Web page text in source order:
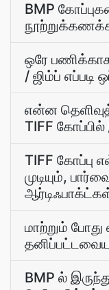
BMP
ஒரே
/ ஜிம்ப் எப்படி
என்ன
TIFF கோப்பில்
TIFF கோப்பு
முடியும்,
மாற்றும்
BMP ல்